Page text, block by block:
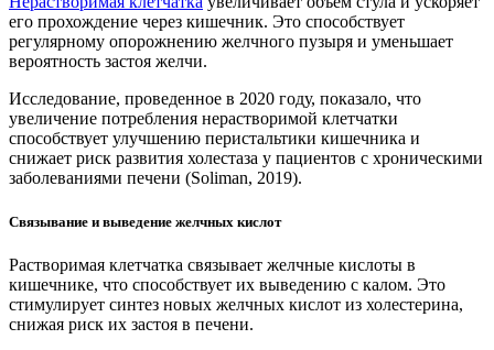
его прохождение через кишечник. Это способствует
регулярному опорожнению желчного пузыря и уменьшает
вероятность застоя желчи.
Исследование, проведенное в 2020 году, показало, что
увеличение потребления нерастворимой клетчатки
способствует улучшению перистальтики кишечника и
снижает риск развития холестаза у пациентов с хроническими
заболеваниями печени (Soliman, 2019).
Связывание и выведение желчных кислот
Растворимая клетчатка связывает желчные кислоты в
кишечнике, что способствует их выведению с калом. Это
стимулирует синтез новых желчных кислот из холестерина,
снижая риск их застоя в печени.